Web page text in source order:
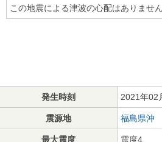
この地震による津波の心配はありません
発生時刻 2021年02
震源地 福島県沖
最大震度 震度4